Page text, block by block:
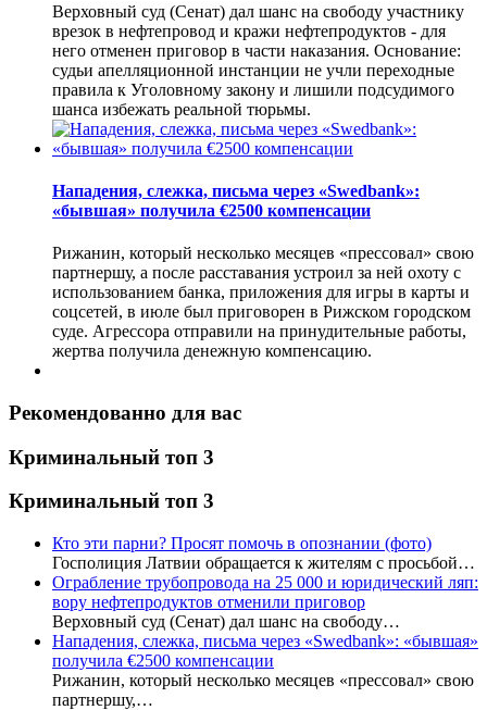
Верховный суд (Сенат) дал шанс на свободу участнику
врезок в нефтепровод и кражи нефтепродуктов - для
него отменен приговор в части наказания. Основание:
судьи апелляционной инстанции не учли переходные
правила к Уголовному закону и лишили подсудимого
шанса избежать реальной тюрьмы.
Нападения, слежка, письма через «Swedbank»:
«бывшая» получила €2500 компенсации
Рижанин, который несколько месяцев «прессовал» свою
партнершу, а после расставания устроил за ней охоту с
использованием банка, приложения для игры в карты и
соцсетей, в июле был приговорен в Рижском городском
суде. Агрессора отправили на принудительные работы,
жертва получила денежную компенсацию.
Рекомендованно для вас
Криминальный топ 3
Криминальный топ 3
Кто эти парни? Просят помочь в опознании (фото)
Госполиция Латвии обращается к жителям с просьбой…
Ограбление трубопровода на 25 000 и юридический ляп:
вору нефтепродуктов отменили приговор
Верховный суд (Сенат) дал шанс на свободу…
Нападения, слежка, письма через «Swedbank»: «бывшая»
получила €2500 компенсации
Рижанин, который несколько месяцев «прессовал» свою
партнершу,…